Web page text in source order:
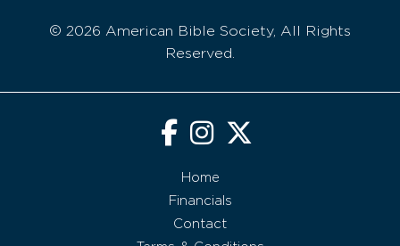
© 2026 American Bible Society, All Rights
Reserved.
Home
Financials
Contact